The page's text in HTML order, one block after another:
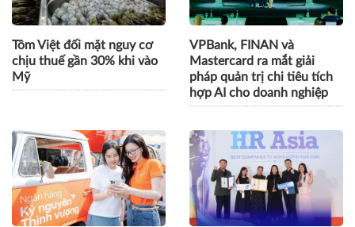
Tôm Việt đối mặt nguy cơ
chịu thuế gần 30% khi vào
Mỹ
VPBank, FINAN và
Mastercard ra mắt giải
pháp quản trị chi tiêu tích
hợp AI cho doanh nghiệp